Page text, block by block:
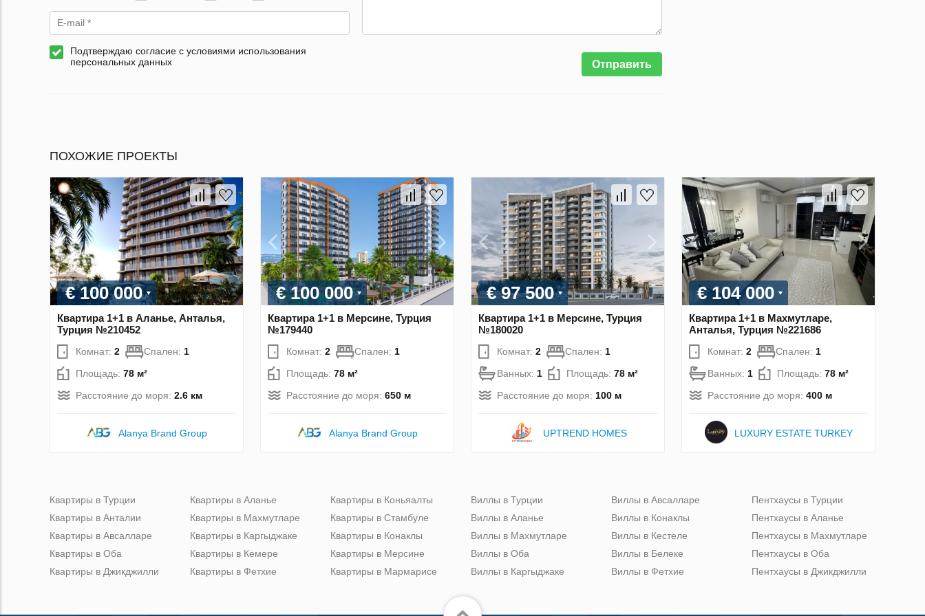
Подтверждаю согласие с условиями использования
персональных данных
Отправить
ПОХОЖИЕ ПРОЕКТЫ
€ 100 000
Квартира 1+1 в Аланье, Анталья,
Турция №210452
Комнат: 2 Спален: 1
Площадь: 78 м²
Расстояние до моря: 2.6 км
Alanya Brand Group
€ 100 000
Квартира 1+1 в Мерсине, Турция
№179440
Комнат: 2 Спален: 1
Площадь: 78 м²
Расстояние до моря: 650 м
Alanya Brand Group
€ 97 500
Квартира 1+1 в Мерсине, Турция
№180020
Комнат: 2 Спален: 1
Ванных: 1 Площадь: 78 м²
Расстояние до моря: 100 м
UPTREND HOMES
€ 104 000
Квартира 1+1 в Махмутларе,
Анталья, Турция №221686
Комнат: 2 Спален: 1
Ванных: 1 Площадь: 78 м²
Расстояние до моря: 400 м
LUXURY ESTATE TURKEY
Квартиры в Турции
Квартиры в Анталии
Квартиры в Авсалларе
Квартиры в Оба
Квартиры в Джикджилли
Квартиры в Аланье
Квартиры в Махмутларе
Квартиры в Каргыджаке
Квартиры в Кемере
Квартиры в Фетхие
Квартиры в Коньяалты
Квартиры в Стамбуле
Квартиры в Конаклы
Квартиры в Мерсине
Квартиры в Мармарисе
Виллы в Турции
Виллы в Аланье
Виллы в Махмутларе
Виллы в Оба
Виллы в Каргыджаке
Виллы в Авсалларе
Виллы в Конаклы
Виллы в Кестеле
Виллы в Белеке
Виллы в Фетхие
Пентхаусы в Турции
Пентхаусы в Аланье
Пентхаусы в Махмутларе
Пентхаусы в Оба
Пентхаусы в Джикджилли